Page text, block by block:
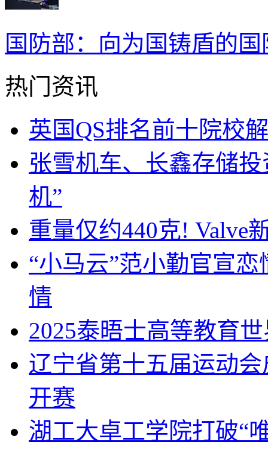
国防部：向为国铸盾的
热门资讯
英国QS排名前十院校
张雪机车、长鑫存储
机”
重量仅约440克! Valve
“小马云”范小勤官宣
情
2025泰晤士高等教育
辽宁省第十五届运动
开赛
湖工大卓工学院打破“